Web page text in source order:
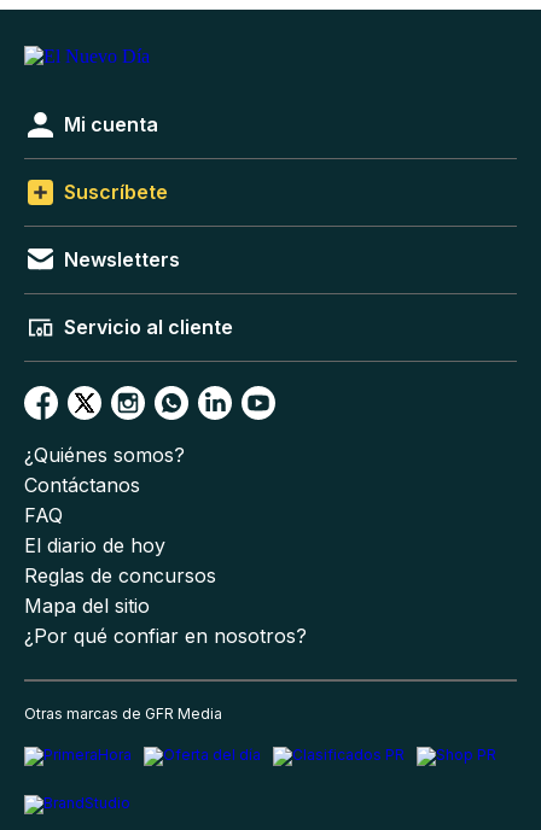
Mi cuenta
Suscríbete
Newsletters
Servicio al cliente
¿Quiénes somos?
Contáctanos
FAQ
El diario de hoy
Reglas de concursos
Mapa del sitio
¿Por qué confiar en nosotros?
Otras marcas de GFR Media